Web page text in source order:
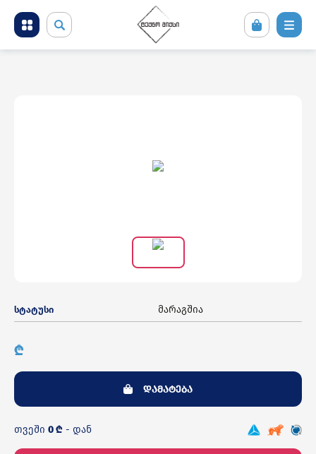
მობილური ტელეფონები და აქსესუარები
სტატუსი მარაგშია
₾
დამატება
თვეში 0 ₾ - დან